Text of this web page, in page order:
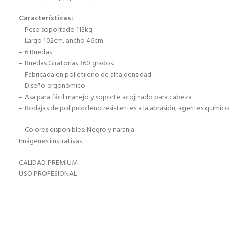
Características:
– Peso soportado 113kg
– Largo 102cm, ancho 46cm
– 6 Ruedas
– Ruedas Giratorias 360 grados.
– Fabricada en polietileno de alta densidad
– Diseño ergonómico
– Asa para fácil manejo y soporte acojinado para cabeza
– Rodajas de polipropileno resistentes a la abrasión, agentes
– Colores disponibles: Negro y naranja
Imágenes ilustrativas
CALIDAD PREMIUM
USO PROFESIONAL